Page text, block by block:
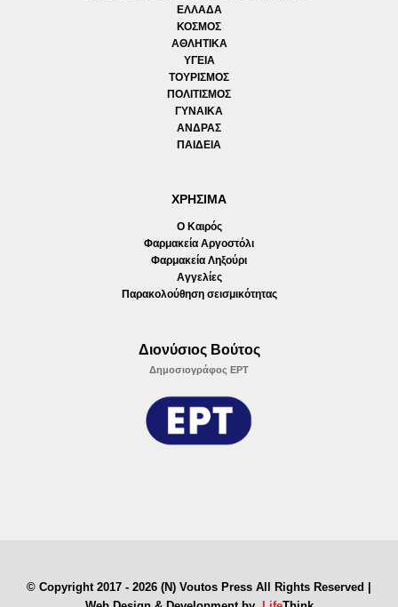
ΕΛΛΑΔΑ
ΚΟΣΜΟΣ
ΑΘΛΗΤΙΚΑ
ΥΓΕΙΑ
ΤΟΥΡΙΣΜΟΣ
ΠΟΛΙΤΙΣΜΟΣ
ΓΥΝΑΙΚΑ
ΑΝΔΡΑΣ
ΠΑΙΔΕΙΑ
ΧΡΗΣΙΜΑ
Ο Καιρός
Φαρμακεία Αργοστόλι
Φαρμακεία Ληξούρι
Αγγελίες
Παρακολούθηση σεισμικότητας
Διονύσιος Βούτος
Δημοσιογράφος ΕΡΤ
© Copyright 2017 - 2026 (N) Voutos Press All Rights Reserved |